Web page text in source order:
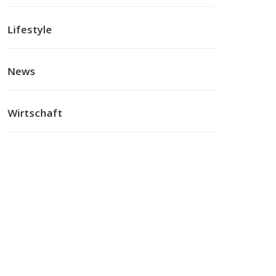
Lifestyle
News
Wirtschaft